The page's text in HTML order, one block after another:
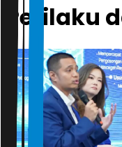
Perilaku